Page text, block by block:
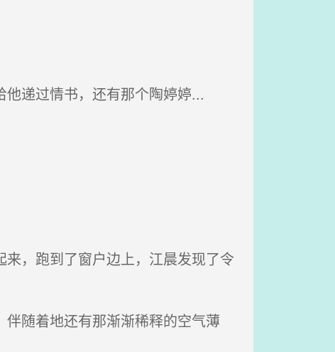
递过情书，还有那个陶婷婷...
，跑到了窗户边上，江晨发现了令
随着地还有那渐渐稀释的空气薄